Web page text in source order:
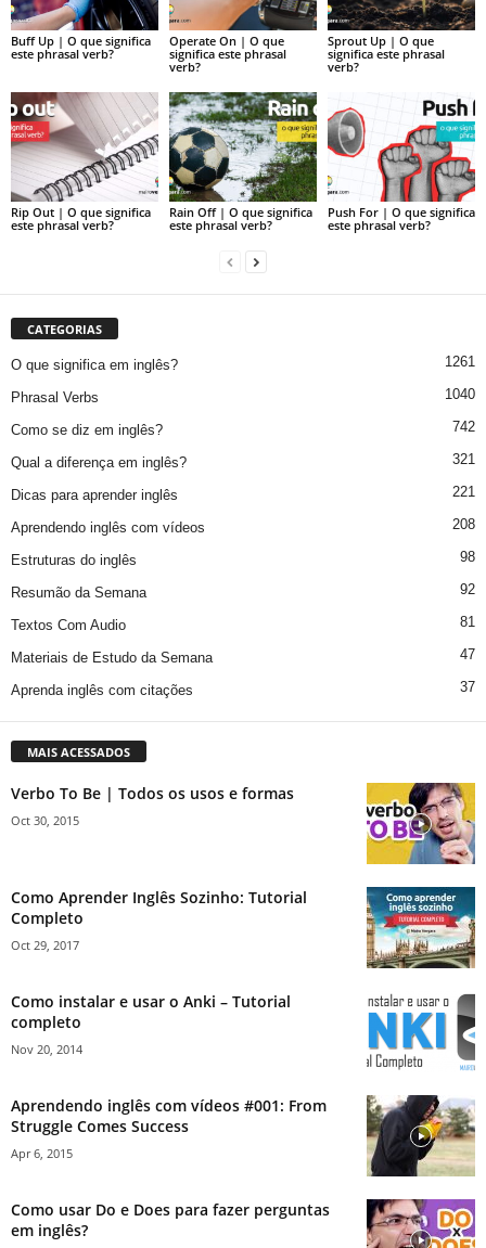
Buff Up | O que significa
este phrasal verb?
Operate On | O que
significa este phrasal
verb?
Sprout Up | O que
significa este phrasal
verb?
Rip Out | O que significa
este phrasal verb?
Rain Off | O que significa
este phrasal verb?
Push For | O que significa
este phrasal verb?
CATEGORIAS
O que significa em inglês? 1261
Phrasal Verbs 1040
Como se diz em inglês? 742
Qual a diferença em inglês? 321
Dicas para aprender inglês 221
Aprendendo inglês com vídeos 208
Estruturas do inglês 98
Resumão da Semana 92
Textos Com Audio 81
Materiais de Estudo da Semana 47
Aprenda inglês com citações 37
MAIS ACESSADOS
Verbo To Be | Todos os usos e formas
Oct 30, 2015
Como Aprender Inglês Sozinho: Tutorial
Completo
Oct 29, 2017
Como instalar e usar o Anki – Tutorial
completo
Nov 20, 2014
Aprendendo inglês com vídeos #001: From
Struggle Comes Success
Apr 6, 2015
Como usar Do e Does para fazer perguntas
em inglês?